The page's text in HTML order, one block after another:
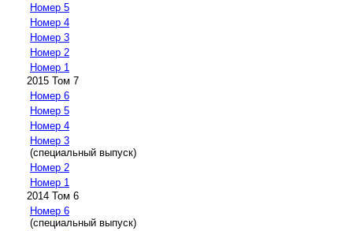
Номер 5
Номер 4
Номер 3
Номер 2
Номер 1
2015 Том 7
Номер 6
Номер 5
Номер 4
Номер 3
(специальный выпуск)
Номер 2
Номер 1
2014 Том 6
Номер 6
(специальный выпуск)